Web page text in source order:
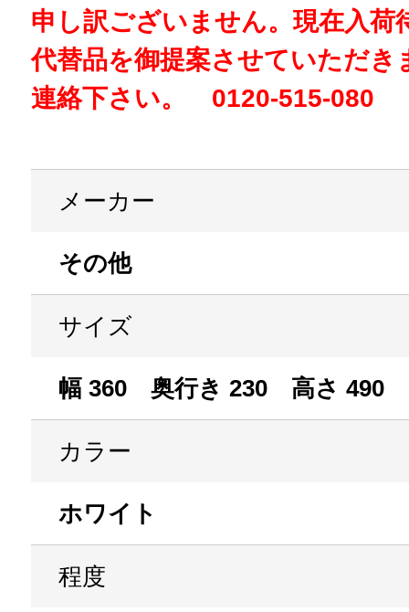
申し訳ございません。現在入荷
代替品を御提案させていただき
連絡下さい。 0120-515-080
メーカー
その他
サイズ
幅 360 奥行き 230 高さ 490
カラー
ホワイト
程度